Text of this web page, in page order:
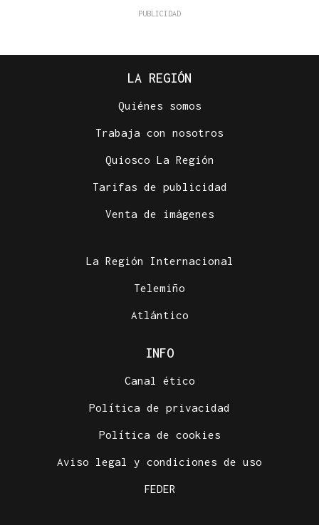
LA REGIÓN
Quiénes somos
Trabaja con nosotros
Quiosco La Región
Tarifas de publicidad
Venta de imágenes
La Región Internacional
Telemiño
Atlántico
INFO
Canal ético
Política de privacidad
Política de cookies
Aviso legal y condiciones de uso
FEDER